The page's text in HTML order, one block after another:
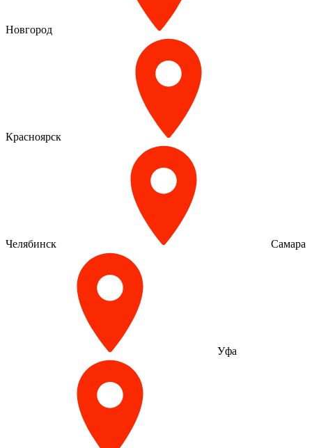
Новгород
Красноярск
Челябинск Самара
Уфа